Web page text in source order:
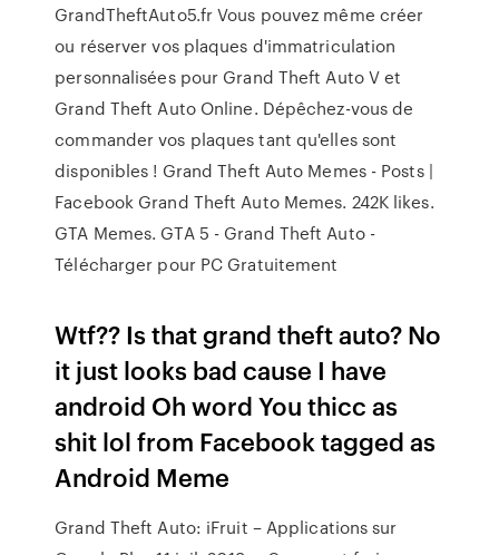
GrandTheftAuto5.fr Vous pouvez même créer
ou réserver vos plaques d'immatriculation
personnalisées pour Grand Theft Auto V et
Grand Theft Auto Online. Dépêchez-vous de
commander vos plaques tant qu'elles sont
disponibles ! Grand Theft Auto Memes - Posts |
Facebook Grand Theft Auto Memes. 242K likes.
GTA Memes. GTA 5 - Grand Theft Auto -
Télécharger pour PC Gratuitement
Wtf?? Is that grand theft auto? No
it just looks bad cause I have
android Oh word You thicc as
shit lol from Facebook tagged as
Android Meme
Grand Theft Auto: iFruit – Applications sur